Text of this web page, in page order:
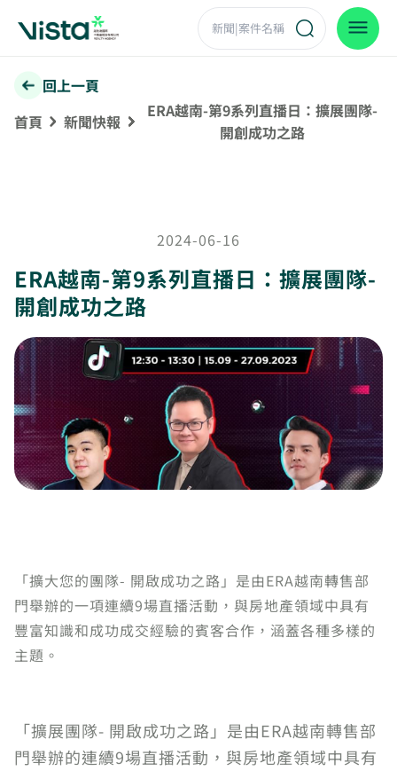
回上一頁
首頁
新聞快報
ERA越南-第9系列直播日：擴展團隊-
開創成功之路
2024-06-16
ERA越南-第9系列直播日：擴展團隊-
開創成功之路
「擴大您的團隊- 開啟成功之路」是由ERA越南轉售部
門舉辦的一項連續9場直播活動，與房地產領域中具有
豐富知識和成功成交經驗的賓客合作，涵蓋各種多樣的
主題。
「擴展團隊- 開啟成功之路」是由ERA越南轉售部
門舉辦的連續9場直播活動，與房地產領域中具有